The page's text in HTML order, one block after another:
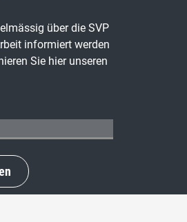
über die SVP
informiert werden
Sie hier unseren